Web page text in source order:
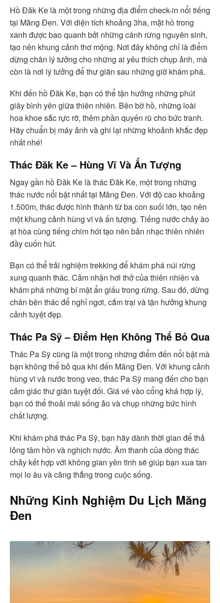
Hồ Đăk Ke là một trong những địa điểm check-in nổi tiếng
tại Măng Đen. Với diện tích khoảng 3ha, mặt hồ trong
xanh được bao quanh bởi những cánh rừng nguyên sinh,
tạo nên khung cảnh thơ mộng. Nơi đây không chỉ là điểm
dừng chân lý tưởng cho những ai yêu thích chụp ảnh, mà
còn là nơi lý tưởng để thư giãn sau những giờ khám phá.
Khi đến hồ Đăk Ke, bạn có thể tận hưởng những phút
giây bình yên giữa thiên nhiên. Bên bờ hồ, những loài
hoa khoe sắc rực rỡ, thêm phần quyến rũ cho bức tranh.
Hãy chuẩn bị máy ảnh và ghi lại những khoảnh khắc đẹp
nhất nhé!
Thác Đăk Ke – Hùng Vĩ Và Ấn Tượng
Ngay gần hồ Đăk Ke là thác Đăk Ke, một trong những
thác nước nổi bật nhất tại Măng Đen. Với độ cao khoảng
1.500m, thác được hình thành từ ba con suối lớn, tạo nên
một khung cảnh hùng vĩ và ấn tượng. Tiếng nước chảy ào
ạt hòa cùng tiếng chim hót tạo nên bản nhạc thiên nhiên
đầy cuốn hút.
Bạn có thể trải nghiệm trekking để khám phá núi rừng
xung quanh thác. Cảm nhận hơi thở của thiên nhiên và
khám phá những bí mật ẩn giấu trong rừng. Sau đó, dừng
chân bên thác để nghỉ ngơi, cắm trại và tận hưởng khung
cảnh tuyệt đẹp.
Thác Pa Sỹ – Điểm Hẹn Không Thể Bỏ Qua
Thác Pa Sỹ cũng là một trong những điểm đến nổi bật mà
bạn không thể bỏ qua khi đến Măng Đen. Với khung cảnh
hùng vĩ và nước trong veo, thác Pa Sỹ mang đến cho bạn
cảm giác thư giãn tuyệt đối. Giá vé vào cổng khá hợp lý,
bạn có thể thoải mái sống ảo và chụp những bức hình
chất lượng.
Khi khám phá thác Pa Sỹ, bạn hãy dành thời gian để thả
lỏng tâm hồn và nghịch nước. Âm thanh của dòng thác
chảy kết hợp với không gian yên tĩnh sẽ giúp bạn xua tan
mọi lo âu và căng thẳng trong cuộc sống.
Những Kinh Nghiệm Du Lịch Măng
Đen